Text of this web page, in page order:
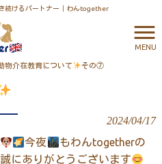
続けるパートナー｜わんtogether
MENU
物介在教育について その⑦
2024/04/17
今夜
もわんtogetherの
にありがとうございます